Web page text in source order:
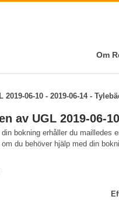
Om
2019-06-10 - 2019-06-14 -
av UGL 2019-06-
bokning erhåller du mailledes
du behöver hjälp med din